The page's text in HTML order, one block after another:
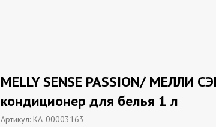
MELLY SENSE PASSION/ МЕЛЛИ
кондиционер для белья 1 л
Артикул: КА-00003163